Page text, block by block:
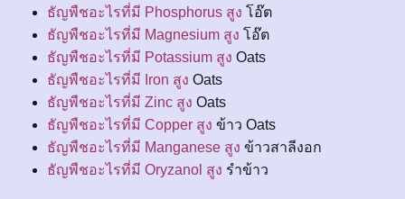
ธัญพืชอะไรที่มี Phosphorus สูง โอ๊ต
ธัญพืชอะไรที่มี Magnesium สูง โอ๊ต
ธัญพืชอะไรที่มี Potassium สูง Oats
ธัญพืชอะไรที่มี Iron สูง Oats
ธัญพืชอะไรที่มี Zinc สูง Oats
ธัญพืชอะไรที่มี Copper สูง ข้าว Oats
ธัญพืชอะไรที่มี Manganese สูง ข้าวสาลีงอก
ธัญพืชอะไรที่มี Oryzanol สูง รำข้าว